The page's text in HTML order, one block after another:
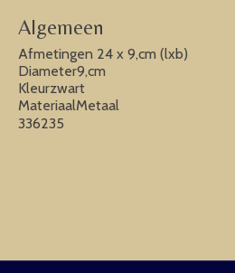
Algemeen
Afmetingen 24 x 9,cm (lxb)
Diameter9,cm
Kleurzwart
MateriaalMetaal
336235